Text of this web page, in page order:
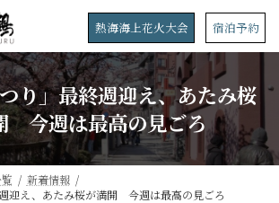
熱海海上花火大会 宿泊予約
り」最終週迎え、あたみ桜
今週は最高の見ごろ
新着情報
週迎え、あたみ桜が満開 今週は最高の見ごろ